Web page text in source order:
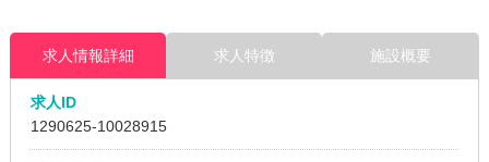
求人情報詳細 求人特徴 施設概要
求人ID
1290625-10028915